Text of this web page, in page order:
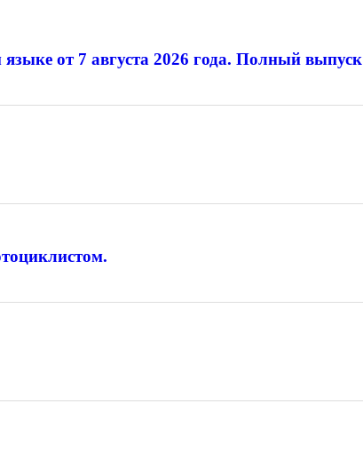
от 7 августа 2026 года. Полный выпуск